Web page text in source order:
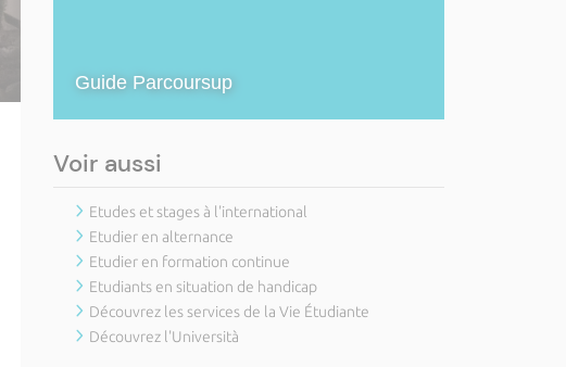
Guide Parcoursup
Voir aussi
Etudes et stages à l'international
Etudier en alternance
Etudier en formation continue
Etudiants en situation de handicap
Découvrez les services de la Vie Étudiante
Découvrez l'Università